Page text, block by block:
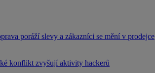
poráží slevy a zákazníci se mění v prodejce
konflikt zvyšují aktivity hackerů